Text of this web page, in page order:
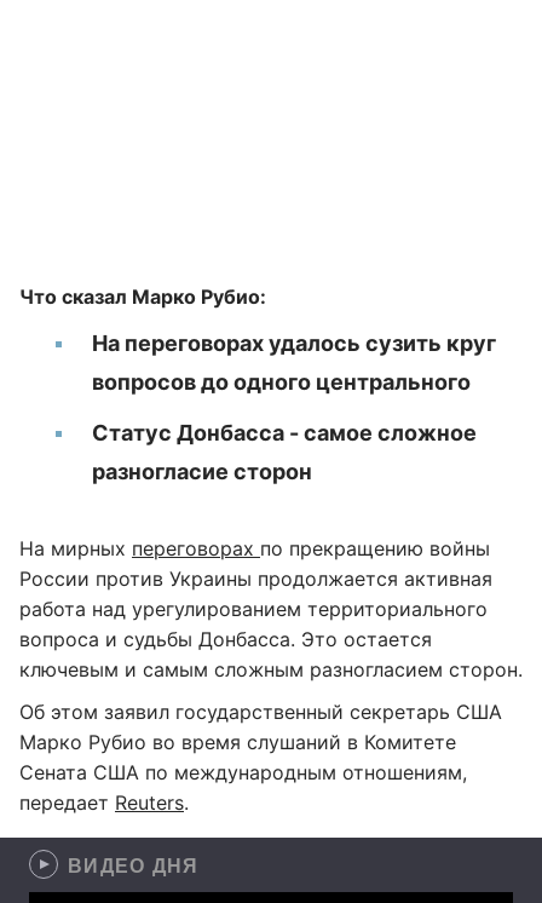
Что сказал Марко Рубио:
На переговорах удалось сузить круг
вопросов до одного центрального
Статус Донбасса - самое сложное
разногласие сторон
На мирных переговорах по прекращению войны
России против Украины продолжается активная
работа над урегулированием территориального
вопроса и судьбы Донбасса. Это остается
ключевым и самым сложным разногласием сторон.
Об этом заявил государственный секретарь США
Марко Рубио во время слушаний в Комитете
Сената США по международным отношениям,
передает Reuters.
ВИДЕО ДНЯ